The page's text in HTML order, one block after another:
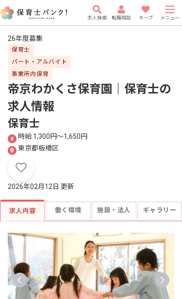
求人検索 転職相談 キープ メニュー
26年度募集
保育士
パート・アルバイト
事業所内保育
帝京わかくさ保育園｜保育士の
求人情報
保育士
時給 1,300円〜1,650円
東京都板橋区
2026年02月12日 更新
求人内容 働く環境 施設・法人 ギャラリー